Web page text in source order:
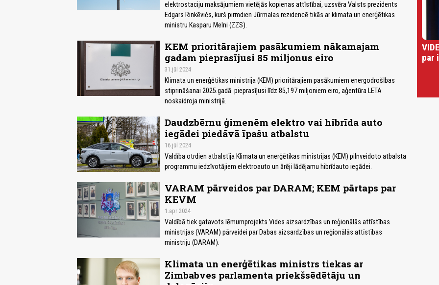
elektrostaciju maksājumiem vietējās kopienas attīstībai, uzsvēra Valsts prezidents
Edgars Rinkēvičs, kurš pirmdien Jūrmalas rezidencē tikās ar klimata un enerģētikas
ministru Kasparu Melni (ZZS).
KEM prioritārajiem pasākumiem nākamajam
gadam pieprasījusi 85 miljonus eiro
31.jūl 2024
Klimata un enerģētikas ministrija (KEM) prioritārajiem pasākumiem energodrošības
stiprināšanai 2025.gadā pieprasījusi līdz 85,197 miljoniem eiro, aģentūra LETA
noskaidroja ministrijā.
Daudzbērnu ģimenēm elektro vai hibrīda auto
iegādei piedāvā īpašu atbalstu
16.jūl 2024
Valdība otrdien atbalstīja Klimata un enerģētikas ministrijas (KEM) pilnveidoto atbalsta
programmu iedzīvotājiem elektroauto un ārēji lādējamu hibrīdauto iegādei.
VARAM pārveidos par DARAM; KEM pārtaps par
KEVM
1.apr 2024
Valdībā tiek gatavots lēmumprojekts Vides aizsardzības un reģionālās attīstības
ministrijas (VARAM) pārveidei par Dabas aizsardzības un reģionālās attīstības
ministriju (DARAM).
Klimata un enerģētikas ministrs tiekas ar
Zimbabves parlamenta priekšsēdētāju un
par